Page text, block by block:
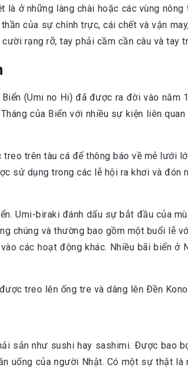
ở những làng chài hoặc các vùng
của sự chính trực, cái chết và vận
rạng rỡ, tay phải cầm cần câu và tay
(Umi no Hi) đã được ra đời vào năm
của Biển với nhiều sự kiện liên
Umi-biraki đánh dấu sự bắt đầu của
chúng và thường bao gồm một buổi lễ
các hoạt động khác. Nhiều bãi biển ở
sản như sushi hay sashimi. Được bao
uống của người Nhật. Có một sự thật